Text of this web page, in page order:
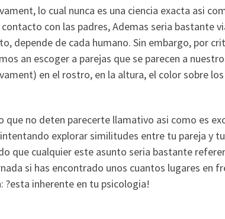
lo cual nunca es una ciencia exacta asi­
contacto con las padres, Ademas seri­a bastante
depende de cada humano. Sin embargo, por
an escoger a parejas que se parecen a
en el rostro, en la altura, el color sobre
que no deten parecerte llamativo asi­ como es
explorar similitudes entre tu pareja y
que cualquier este asunto seri­a bastante
si has encontrado unos cuantos lugares en
?esta inherente en tu psicologia!